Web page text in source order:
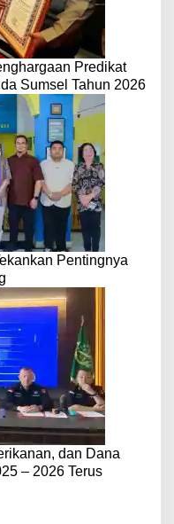
Predikat
Sumsel Tahun 2026
Pentingnya
dan Dana
– 2026 Terus